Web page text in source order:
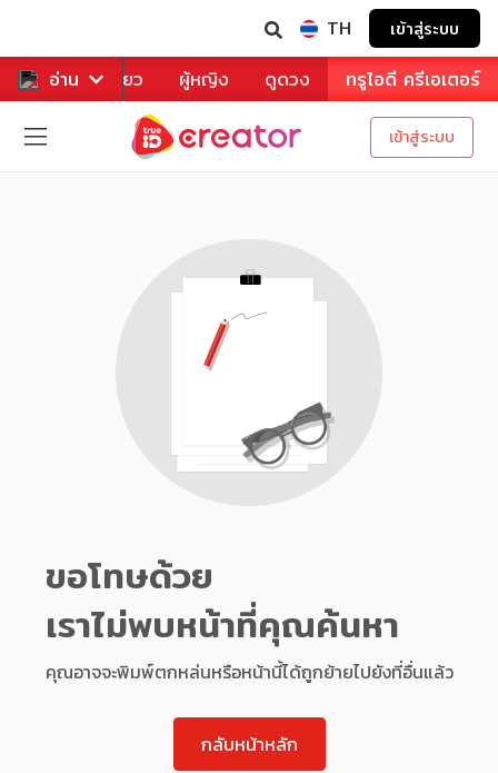
TH เข้าสู่ระบบ
อ่าน
หาร ท่องเที่ยว ผู้หญิง ดูดวง ทรูไอดี ครีเอเตอร์
เข้าสู่ระบบ
ขอโทษด้วย
เราไม่พบหน้าที่คุณค้นหา
คุณอาจจะพิมพ์ตกหล่นหรือหน้านี้ได้ถูกย้ายไปยังที่อื่นแล้ว
กลับหน้าหลัก